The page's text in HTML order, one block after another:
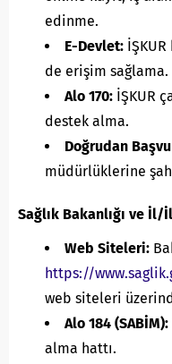
edinme.
E-Devlet:
de erişim sağlama.
Alo 170: İŞKUR
destek alma.
Doğrudan
müdürlüklerine
Sağlık Bakanlığı ve
Web Siteleri:
https://
web siteleri
Alo 184 (SABİM):
alma hattı.